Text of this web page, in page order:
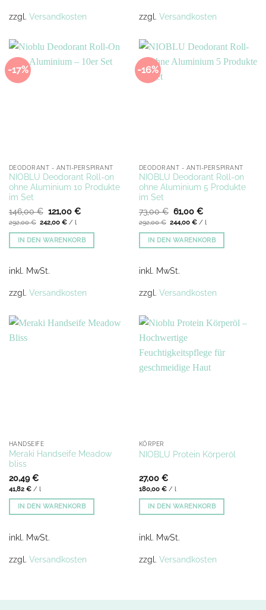
zzgl. Versandkosten zzgl. Versandkosten
-17%
DEODORANT - ANTI-PERSPIRANT
NIOBLU Deodorant Roll-on
ohne Aluminium 10 Produkte
im Set
146,00€ Ursprünglicher
Preis
war:
146,00 €
121,00 €Aktueller
121,00 €.
292,00€ 242,00€ /l
IN DEN WARENKORB
inkl. MwSt.
zzgl. Versandkosten
-16%
DEODORANT - ANTI-PERSPIRANT
NIOBLU Deodorant Roll-on
ohne Aluminium 5 Produkte
im Set
73,00€ Ursprünglicher
Preis
war:
73,00 €
61,00 €Aktueller
Preis
ist:
61,00 €.
292,00€ 244,00€ /l
IN DEN WARENKORB
inkl. MwSt.
zzgl. Versandkosten
HANDSEIFE
Meraki Handseife Meadow
bliss
20,49€
41,82 €/ l
IN DEN WARENKORB
inkl. MwSt.
zzgl. Versandkosten
KÖRPER
NIOBLU Protein Körperöl
27,00 €
180,00 €/ l
IN DEN WARENKORB
inkl. MwSt.
zzgl. Versandkosten